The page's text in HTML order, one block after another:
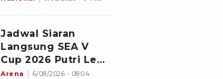
Jadwal Siaran
Langsung SEA V
Cup 2026 Putri Leg
2: Timnas Voli Putri
Arena 6/08/2026 - 08:04